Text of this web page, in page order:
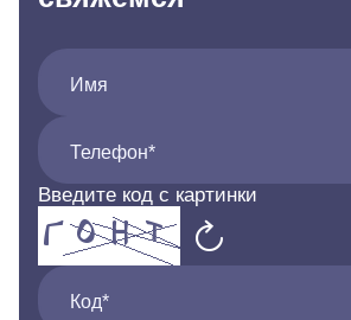
Имя
Телефон*
Введите код с картинки
Код*